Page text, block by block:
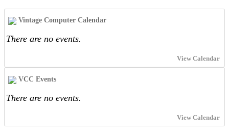
Vintage Computer Calendar
There are no events.
View Calendar
VCC Events
There are no events.
View Calendar